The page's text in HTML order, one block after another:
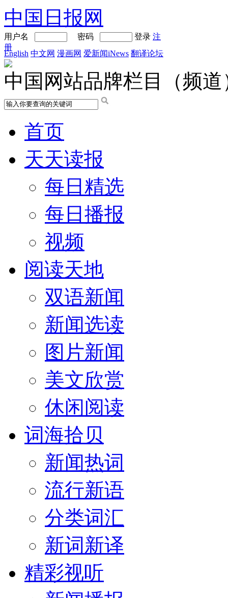
中国日报网
用户名 密码 登录 注
册
English 中文网 漫画网 爱新闻iNews 翻译论坛
中国网站品牌栏目（频道
首页
天天读报
每日精选
每日播报
视频
阅读天地
双语新闻
新闻选读
图片新闻
美文欣赏
休闲阅读
词海拾贝
新闻热词
流行新语
分类词汇
新词新译
精彩视听